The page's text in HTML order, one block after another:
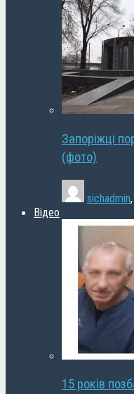
Запоріжці
(фото)
sichadmin,
Відео
15 років